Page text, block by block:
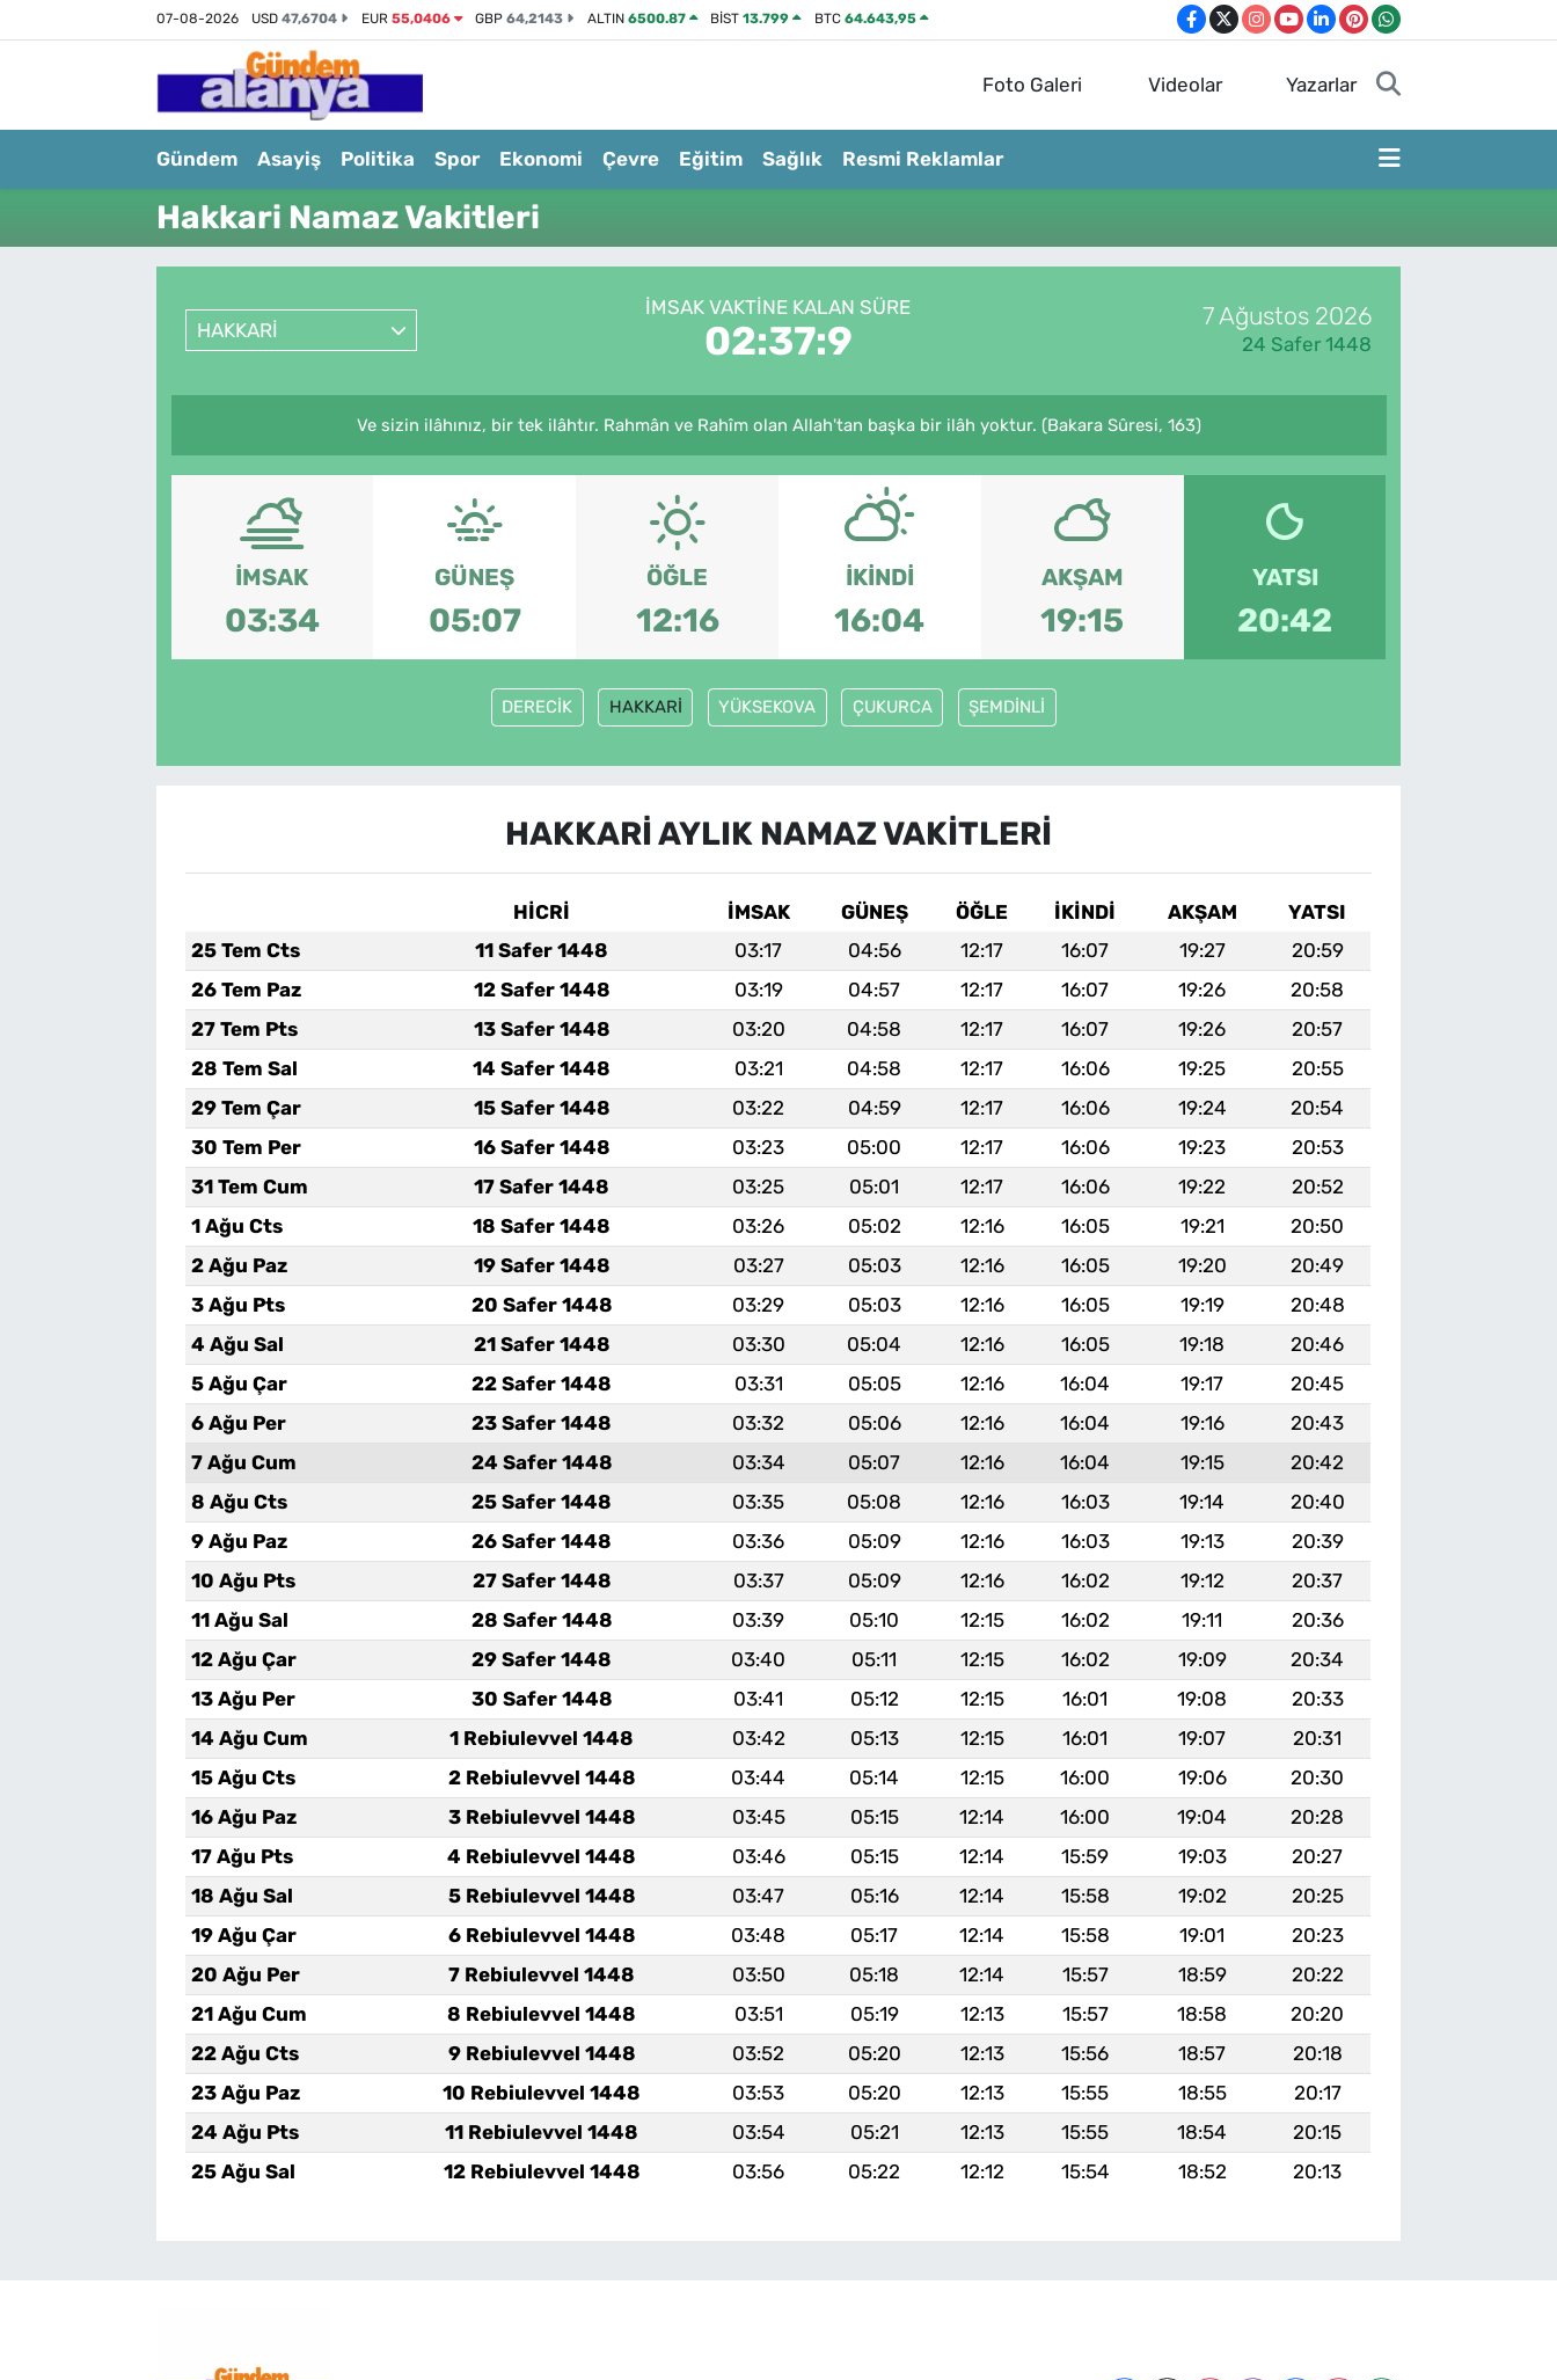
07-08-2026 USD47,6704 EUR 55,0406 GBP64,2143 ALTIN 6500.87 BİST13.799 BTC 64.643,95
Foto Galeri Videolar Yazarlar
Gündem Asayiş Politika Spor Ekonomi Çevre Eğitim Sağlık Resmi Reklamlar
Hakkari Namaz Vakitleri
HAKKARİ
İMSAK VAKTINE KALAN SÜRE
02:37:9
7 Ağustos 2026
24 Safer 1448
Ve sizin ilâhınız, bir tek ilâhtır. Rahmân ve Rahîm olan Allah'tan başka bir ilâh yoktur. (Bakara Sûresi, 163)
İMSAK
03:34
GÜNEŞ
05:07
ÖĞLE
12:16
İKINDI
16:04
AKŞAM
19:15
YATSI
20:42
DERECİK HAKKARİ YÜKSEKOVA ÇUKURCA ŞEMDİNLİ
HAKKARİ AYLIK NAMAZ VAKITLERI
HİCRİ İMSAK GÜNEŞ ÖĞLE İKINDI AKŞAM
YATSI
25 Tem Cts
11 Safer 1448 03:17 04:56 12:17 16:07 19:27
20:59
26 Tem Paz
12 Safer 1448 03:19 04:57 12:17 16:07 19:26
20:58
27 Tem Pts
13 Safer 1448 03:20 04:58 12:17 16:07 19:26
20:57
28 Tem Sal
14 Safer 1448 03:21 04:58 12:17 16:06 19:25
20:55
29 Tem Çar
15 Safer 1448 03:22 04:59 12:17 16:06 19:24
20:54
30 Tem Per
16 Safer 1448 03:23 05:00 12:17 16:06 19:23
20:53
31 Tem Cum
17 Safer 1448 03:25 05:01 12:17 16:06 19:22
20:52
1 Ağu Cts
18 Safer 1448 03:26 05:02 12:16 16:05 19:21
20:50
2 Ağu Paz
19 Safer 1448 03:27 05:03 12:16 16:05 19:20
20:49
3 Ağu Pts
20 Safer 1448 03:29 05:03 12:16 16:05 19:19
20:48
4 Ağu Sal
21 Safer 1448 03:30 05:04 12:16 16:05 19:18
20:46
5 Ağu Çar
22 Safer 1448 03:31 05:05 12:16 16:04 19:17
20:45
6 Ağu Per
23 Safer 1448 03:32 05:06 12:16 16:04 19:16
20:43
7 Ağu Cum
24 Safer 1448 03:34 05:07 12:16 16:04 19:15
20:42
8 Ağu Cts
25 Safer 1448 03:35 05:08 12:16 16:03 19:14
20:40
9 Ağu Paz
26 Safer 1448 03:36 05:09 12:16 16:03 19:13
20:39
10 Ağu Pts
27 Safer 1448 03:37 05:09 12:16 16:02 19:12
20:37
11 Ağu Sal
28 Safer 1448 03:39 05:10 12:15 16:02 19:11
20:36
12 Ağu Çar
29 Safer 1448 03:40 05:11 12:15 16:02 19:09
20:34
13 Ağu Per
30 Safer 1448 03:41 05:12 12:15 16:01 19:08
20:33
14 Ağu Cum
1 Rebiulevvel 1448 03:42 05:13 12:15 16:01 19:07
20:31
15 Ağu Cts
2 Rebiulevvel 1448 03:44 05:14 12:15 16:00 19:06
20:30
16 Ağu Paz
3 Rebiulevvel 1448 03:45 05:15 12:14 16:00 19:04
20:28
17 Ağu Pts
4 Rebiulevvel 1448 03:46 05:15 12:14 15:59 19:03
20:27
18 Ağu Sal
5 Rebiulevvel 1448 03:47 05:16 12:14 15:58 19:02
20:25
19 Ağu Çar
6 Rebiulevvel 1448 03:48 05:17 12:14 15:58 19:01
20:23
20 Ağu Per
7 Rebiulevvel 1448 03:50 05:18 12:14 15:57 18:59
20:22
21 Ağu Cum
8 Rebiulevvel 1448 03:51 05:19 12:13 15:57 18:58
20:20
22 Ağu Cts
9 Rebiulevvel 1448 03:52 05:20 12:13 15:56 18:57
20:18
23 Ağu Paz
10 Rebiulevvel 1448 03:53 05:20 12:13 15:55 18:55
20:17
24 Ağu Pts
11 Rebiulevvel 1448 03:54 05:21 12:13 15:55 18:54
20:15
25 Ağu Sal
12 Rebiulevvel 1448 03:56 05:22 12:12 15:54 18:52 20:13